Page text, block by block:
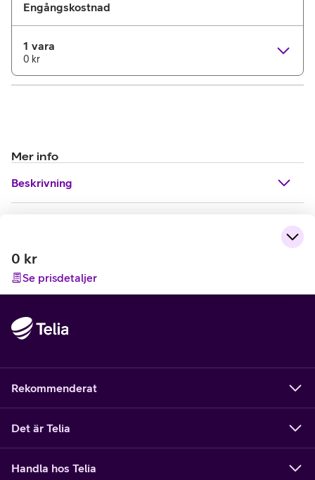
Engångskostnad
1 vara
0 kr
Mer info
Beskrivning
0 kr
Se prisdetaljer
Rekommenderat
Det är Telia
Handla hos Telia